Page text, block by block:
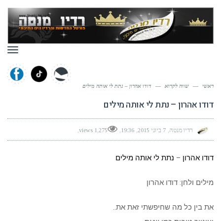
ראשי — שווה לקרוא — דודו אהרון – נתת לי אותה מילים
דודו אהרון – נתת לי אותה מילים
רדיו מנטה 7 ביוני 2015 19:36
1,275 views
דודו אהרון – נתת לי אותה מילים
מילים ולחן: דודו אהרון
את בין כל מה שחיפשתי זאת את..